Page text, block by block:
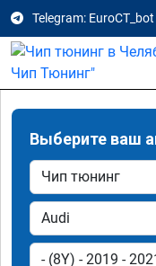
Telegram: EuroCT_bot
Выберите ваш